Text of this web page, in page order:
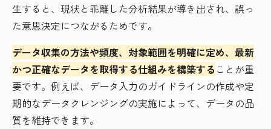
生すると、現状と乖離した分析結果が導き出され、誤っ
た意思決定につながるためです。
データ収集の方法や頻度、対象範囲を明確に定め、最新
かつ正確なデータを取得する仕組みを構築する ことが重
要です。例えば、データ入力のガイドラインの作成や定
期的なデータクレンジングの実施によって、データの品
質を維持できます。